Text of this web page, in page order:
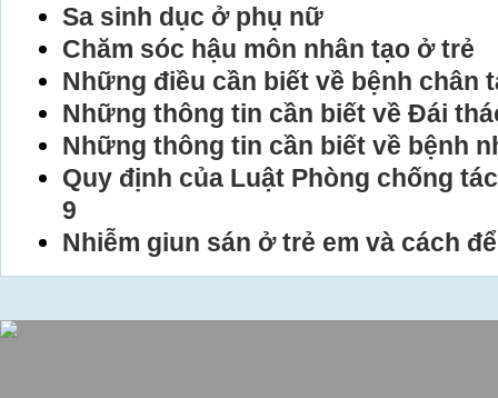
Sa sinh dục ở phụ nữ
Chăm sóc hậu môn nhân tạo ở trẻ
Những điều cần biết về bệnh chân
Những thông tin cần biết về Đái
Những thông tin cần biết về bệnh
Quy định của Luật Phòng chống
9
Nhiễm giun sán ở trẻ em và cách